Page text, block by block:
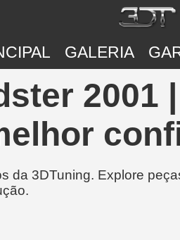
GALERIA
2001
da 3DTuning. Explore